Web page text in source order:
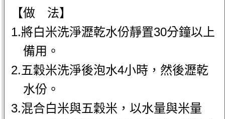
【做 法】
1.將白米洗淨瀝乾水份靜置30分鐘以上
備用。
2.五穀米洗淨後泡水4小時，然後瀝乾
水份。
3.混合白米與五穀米，以水量與米量